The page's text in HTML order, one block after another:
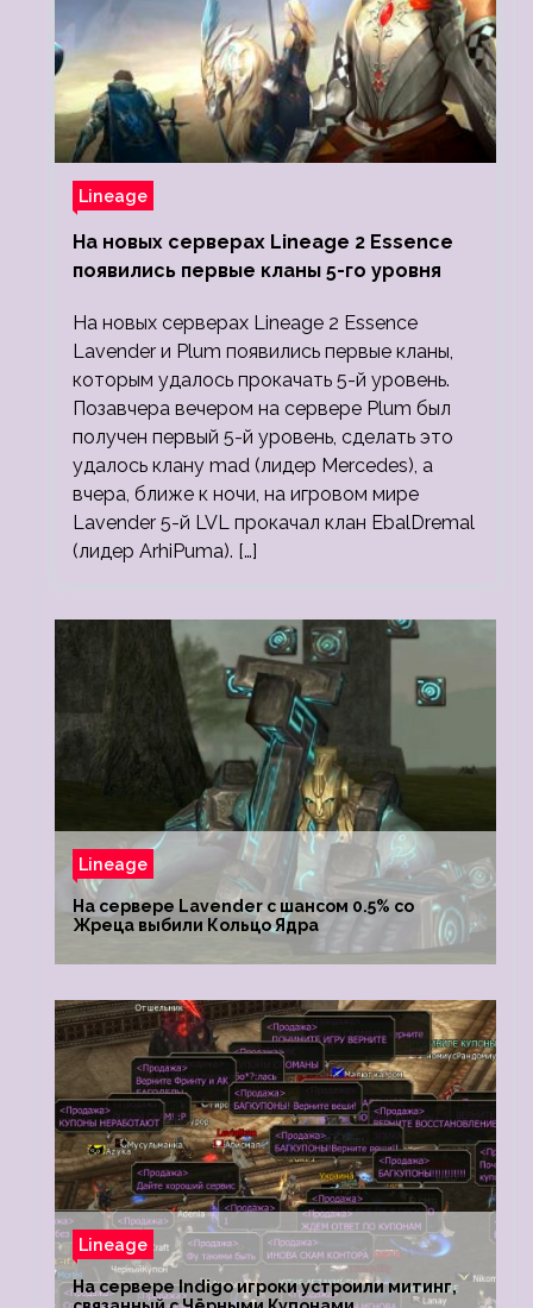
Lineage
На новых серверах Lineage 2 Essence
появились первые кланы 5-го уровня
На новых серверах Lineage 2 Essence
Lavender и Plum появились первые кланы,
которым удалось прокачать 5-й уровень.
Позавчера вечером на сервере Plum был
получен первый 5-й уровень, сделать это
удалось клану mad (лидер Mercedes), а
вчера, ближе к ночи, на игровом мире
Lavender 5-й LVL прокачал клан EbalDremal
(лидер ArhiPuma). […]
Lineage
На сервере Lavender с шансом 0.5% со
Жреца выбили Кольцо Ядра
Lineage
На сервере Indigo игроки устроили митинг,